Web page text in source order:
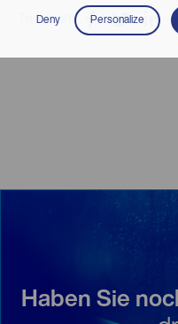
Teilen an
Haben Sie
Deny Personalize